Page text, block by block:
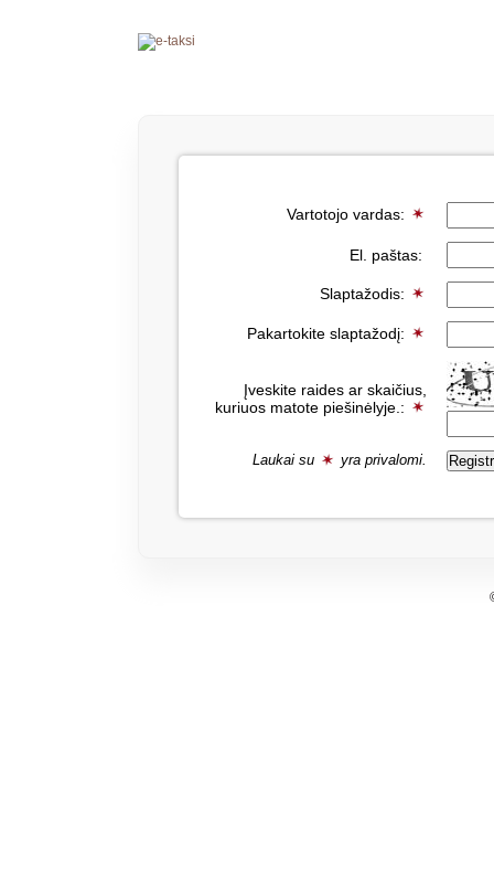
Vartotojo vardas:
El. paštas:
Slaptažodis:
Pakartokite slaptažodį:
Įveskite raides ar skaičius,
kuriuos matote piešinėlyje.:
Laukai su yra privalomi.